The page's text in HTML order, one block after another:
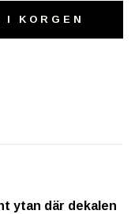
KORGEN
ytan där dekalen